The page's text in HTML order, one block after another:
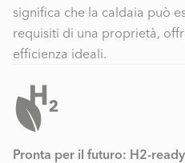
significa che la caldaia può
requisiti di una proprietà,
efficienza ideali.
Pronta per il futuro: H2-ready